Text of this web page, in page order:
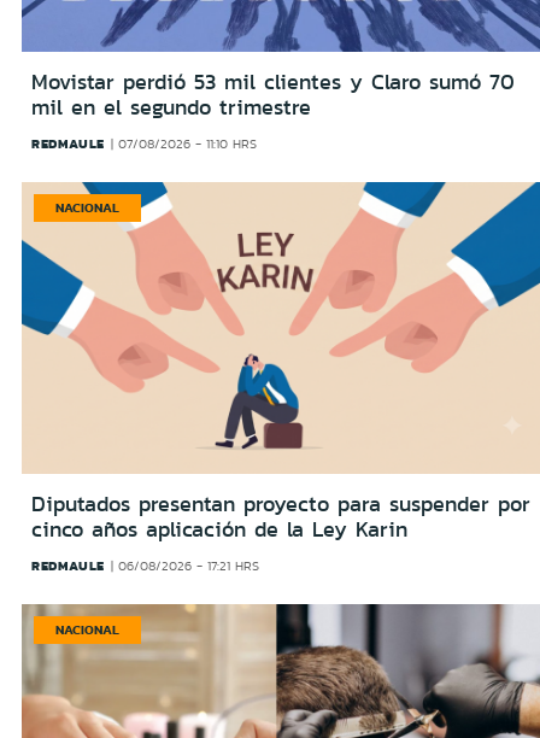
Movistar perdió 53 mil clientes y Claro sumó 70
mil en el segundo trimestre
REDMAULE 07/08/2026 - 11:10 HRS
NACIONAL
Diputados presentan proyecto para suspender por
cinco años aplicación de la Ley Karin
REDMAULE 06/08/2026 - 17:21 HRS
NACIONAL